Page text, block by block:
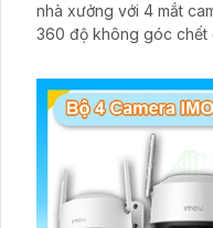
nhà xưởng với 4 mắt
360 độ không góc chết